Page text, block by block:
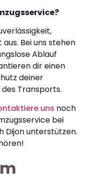
Bei uns stehen
Ablauf
dir einen
deiner
Transports.
uns noch
bei
Dijon unterstützen.